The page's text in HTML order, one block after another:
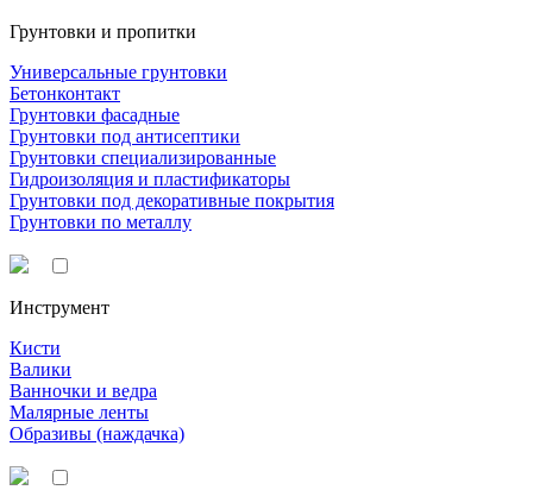
Грунтовки и пропитки
Универсальные грунтовки
Бетонконтакт
Грунтовки фасадные
Грунтовки под антисептики
Грунтовки специализированные
Гидроизоляция и пластификаторы
Грунтовки под декоративные покрытия
Грунтовки по металлу
Инструмент
Кисти
Валики
Ванночки и ведра
Малярные ленты
Образивы (наждачка)